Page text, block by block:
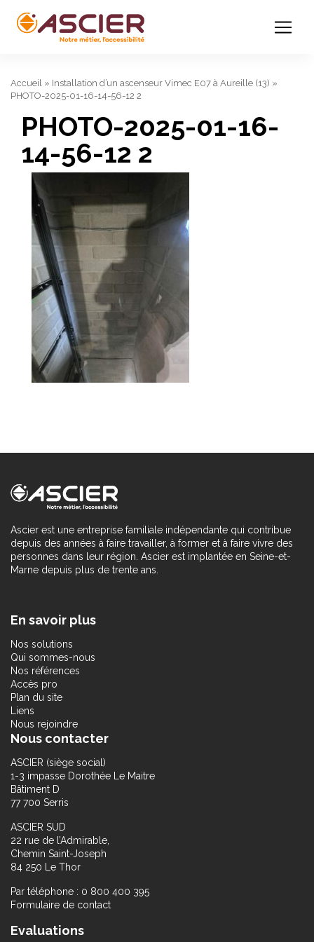
Accueil » Installation d’un ascenseur Vimec E07 à Aureille (13) »
PHOTO-2025-01-16-14-56-12 2
PHOTO-2025-01-16-
14-56-12 2
Ascier est une entreprise familiale indépendante qui contribue
depuis des années à faire travailler, à former et à faire vivre des
personnes dans leur région. Ascier est implantée en Seine-et-
Marne depuis plus de trente ans.
En savoir plus
Nos solutions
Qui sommes-nous
Nos références
Accès pro
Plan du site
Liens
Nous rejoindre
Nous contacter
ASCIER (siège social)
1-3 impasse Dorothée Le Maitre
Bâtiment D
77 700 Serris
ASCIER SUD
22 rue de l’Admirable,
Chemin Saint-Joseph
84 250 Le Thor
Par téléphone : 0 800 400 395
Formulaire de contact
Evaluations